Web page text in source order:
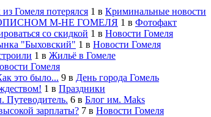
Гомеля потерялся 1 в Криминальные новости
М-НЕ ГОМЕЛЯ 1 в Фотофакт
со скидкой 1 в Новости Гомеля
"Быховский" 1 в Новости Гомеля
1 в Жильё в Гомеле
Гомеля
это было... 9 в День города Гомель
1 в Праздники
6 в Блог им. Maks
зарплаты? 7 в Новости Гомеля